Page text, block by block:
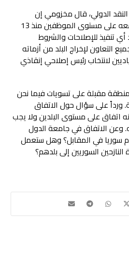
الدولي، قال مخزومي إن
الحكومة وقعت اتفاقاً معه على مستوى الموظفين منذ 13
تنفيذ للإصلاحات والشروط
التعاون لإخراج البلد من أزماته
لانتخاب رئيس إصلاحي إنقاذي
مقبلة على تسويات فيما نحن
ورداً على سؤال حول الاتفاق
اتفاق على مستوى البلدين ولا يجب
وعن الاتفاق في جامعة الدول
سوريا في المقابل؟ وهل ستعمل
السوريين إلى بلدهم؟